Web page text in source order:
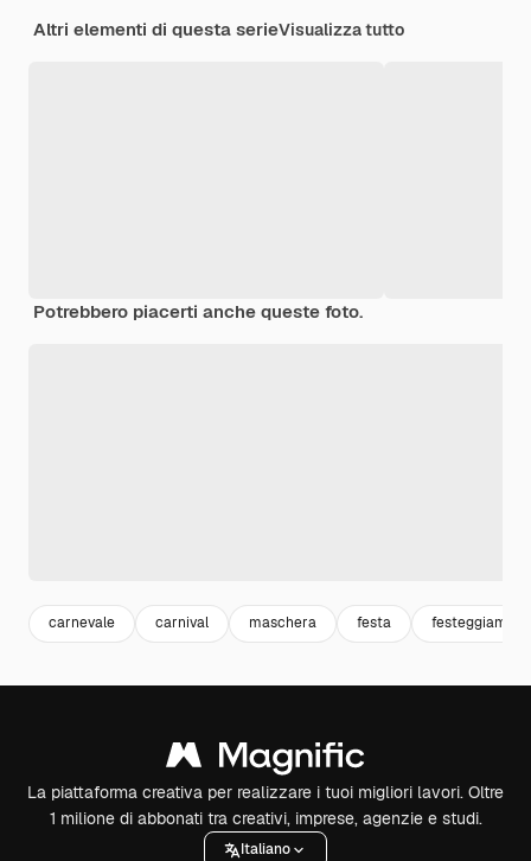
Altri elementi di questa serieVisualizza tutto
Potrebbero piacerti anche queste foto.
carnevale carnival maschera festa
La piattaforma creativa per realizzare i tuoi migliori lavori. Oltre
1 milione di abbonati tra creativi, imprese, agenzie e studi.
Italiano